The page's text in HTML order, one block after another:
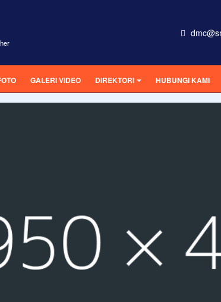
GALERI VIDEO DIREKTORI HUBUNGI KAMI